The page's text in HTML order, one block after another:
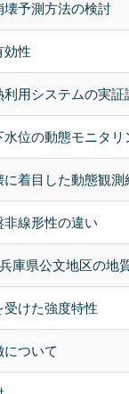
予測方法の検討
効性
用システムの実証
位の動態モニタ
着目した動態観
線形性の違い
庫県公文地区の地
けた強度特性
ついて